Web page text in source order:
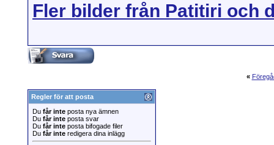
Fler bilder från Patitiri och
«
Regler för att posta
Du får inte posta nya ämnen
Du får inte posta svar
Du får inte posta bifogade filer
Du får inte redigera dina inlägg